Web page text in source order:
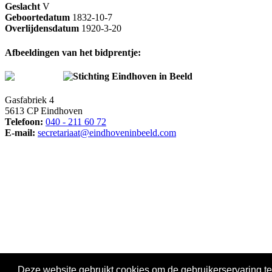
Deze website gebruikt cookies om de gebruikerservaring
GeslachtV
Geboortedatum 1832-10-7
Overlijdensdatum 1920-3-20
Afbeeldingen van het bidprentje:
Stichting Eindhoven in Beeld
Gasfabriek 4
5613 CP Eindhoven
Telefoon: 040 - 211 60 72
E-mail: secretariaat@eindhoveninbeeld.com